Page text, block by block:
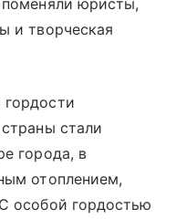
и творческая
стали
города, в
отоплением,
особой гордостью